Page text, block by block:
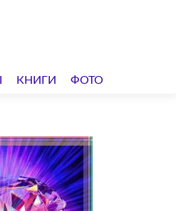
КНИГИ ФОТО